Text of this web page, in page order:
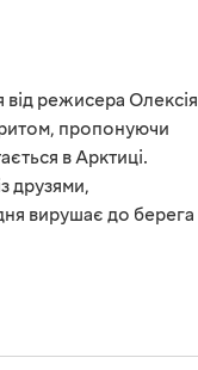
від режисера Олексія
пропонуючи
в Арктиці.
друзями,
вирушає до берега